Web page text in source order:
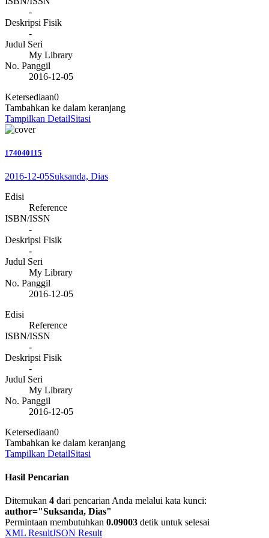
-
Deskripsi Fisik
-
Judul Seri
My Library
No. Panggil
2016-12-05
Ketersediaan0
Tambahkan ke dalam keranjang
Tampilkan DetailSitasi
174040115
2016-12-05Suksanda, Dias
Edisi
Reference
ISBN/ISSN
-
Deskripsi Fisik
-
Judul Seri
My Library
No. Panggil
2016-12-05
Edisi
Reference
ISBN/ISSN
-
Deskripsi Fisik
-
Judul Seri
My Library
No. Panggil
2016-12-05
Ketersediaan0
Tambahkan ke dalam keranjang
Tampilkan DetailSitasi
Hasil Pencarian
Ditemukan 4 dari pencarian Anda melalui kata kunci:
author="Suksanda, Dias"
Permintaan membutuhkan 0.09003 detik untuk selesai
XML ResultJSON Result